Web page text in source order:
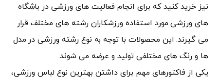
نیز خرید کنید که برای انجام فعالیت های ورزشی در باشگاه
های ورزشی مورد استفاده ورزشکاران رشته های مختلف قرار
می گیرند. این محصولات با توجه به نوع رشته ورزشی در مدل
ها و رنگ های مختلفی تولید و عرضه می شوند.
یکی از فاکتورهای مهم برای داشتن بهترین نوع لباس ورزشی،